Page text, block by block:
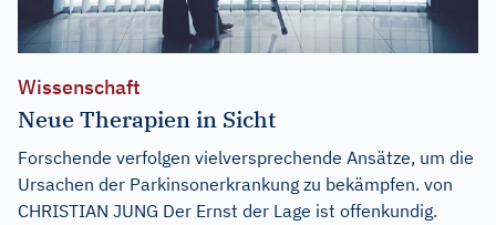
Wissenschaft
Neue Therapien in Sicht
Forschende verfolgen vielversprechende Ansätze, um die
Ursachen der Parkinsonerkrankung zu bekämpfen. von
CHRISTIAN JUNG Der Ernst der Lage ist offenkundig.